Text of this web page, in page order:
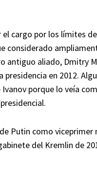
cargo por los límites
considerado
antiguo aliado, Dmitry
en 2012.
porque lo veía
Putin como viceprimer
del Kremlin de